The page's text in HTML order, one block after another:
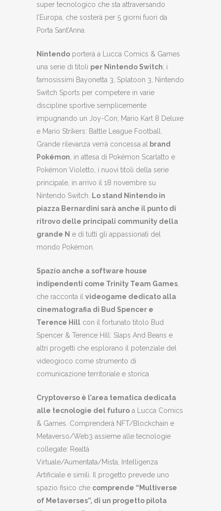
super tecnologico che sta attraversando
l’Europa, che sosterà per 5 giorni fuori da
Porta Sant’Anna.
Nintendo porterà a Lucca Comics & Games
una serie di titoli per Nintendo Switch; i
famosissimi Bayonetta 3, Splatoon 3, Nintendo
Switch Sports per competere in varie
discipline sportive semplicemente
impugnando un Joy-Con; Mario Kart 8 Deluxe
e Mario Strikers: Battle League Football.
Grande rilevanza verrà concessa al brand
Pokémon, in attesa di Pokémon Scarlatto e
Pokémon Violetto, i nuovi titoli della serie
principale, in arrivo il 18 novembre su
Nintendo Switch. Lo stand Nintendo in
piazza Bernardini sarà anche il punto di
ritrovo delle principali community della
grande N e di tutti gli appassionati del
mondo Pokémon.
Spazio anche a software house
indipendenti come Trinity Team Games,
che racconta il videogame dedicato alla
cinematografia di Bud Spencer e
Terence Hill con il fortunato titolo Bud
Spencer & Terence Hill: Slaps And Beans e
altri progetti che esplorano il potenziale del
videogioco come strumento di
comunicazione territoriale e storica
Cryptoverso è l’area tematica dedicata
alle tecnologie del futuro a Lucca Comics
& Games. Comprenderà NFT/Blockchain e
Metaverso/Web3 assieme alle tecnologie
collegate: Realtà
Virtuale/Aumentata/Mista, Intelligenza
Artificiale e simili. Il progetto prevede uno
spazio fisico che comprende “Multiverse
of Metaverses”, di un progetto pilota